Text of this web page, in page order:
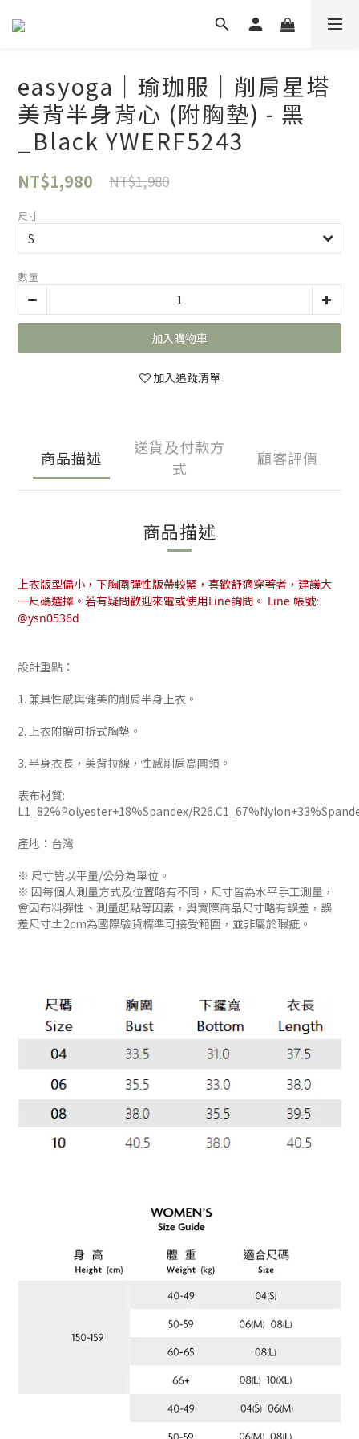
easyoga｜瑜珈服｜削肩星塔
美背半身背心 (附胸墊) - 黑
_Black YWERF5243
NT$1,980 NT$1,980
尺寸
數量
加入購物車
加入追蹤清單
商品描述
送貨及付款方
式
顧客評價
商品描述
上衣版型偏小，下胸圍彈性版帶較緊，喜歡舒適穿著者，建議大
一尺碼選擇。若有疑問歡迎來電或使用Line詢問。 Line 帳號:
@ysn0536d
設計重點：
1. 兼具性感與健美的削肩半身上衣。
2. 上衣附贈可拆式胸墊。
3. 半身衣長，美背拉線，性感削肩高圓領。
表布材質:
L1_82%Polyester+18%Spandex/
產地：台灣
※ 尺寸皆以平量/公分為單位。
※ 因每個人測量方式及位置略有不同，尺寸皆為水平手工測量，
會因布料彈性、測量起點等因素，與實際商品尺寸略有誤差，誤
差尺寸±2cm為國際驗貨標準可接受範圍，並非屬於瑕疵。